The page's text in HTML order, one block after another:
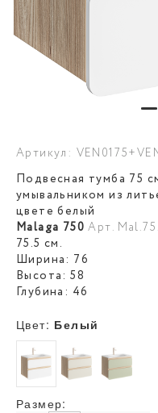
Артикул:
Подвесная тумба 75
умывальником из
цвете белый
Malaga 750 Арт.
75.5 см.
Ширина: 76
Высота: 58
Глубина: 46
Цвет: Белый
Размер: